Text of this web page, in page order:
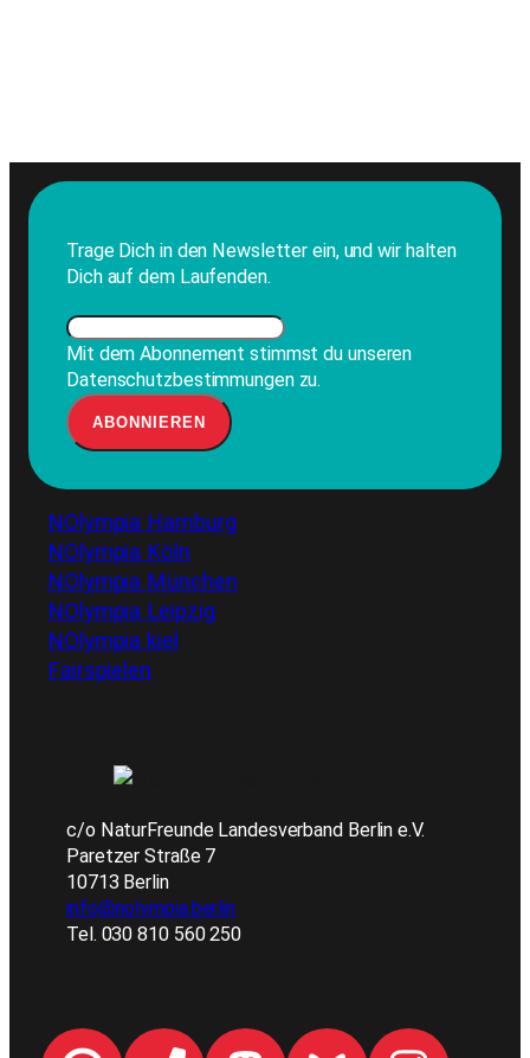
Trage Dich in den Newsletter ein, und wir halten
Dich auf dem Laufenden.
Mit dem Abonnement stimmst du unseren
Datenschutzbestimmungen zu.
NOlympia Hamburg
NOlympia Köln
NOlympia München
NOlympia Leipzig
NOlympia kiel
Fairspielen
c/o NaturFreunde Landesverband Berlin e.V.
Paretzer Straße 7
10713 Berlin
info@nolympia.berlin
Tel. 030 810 560 250